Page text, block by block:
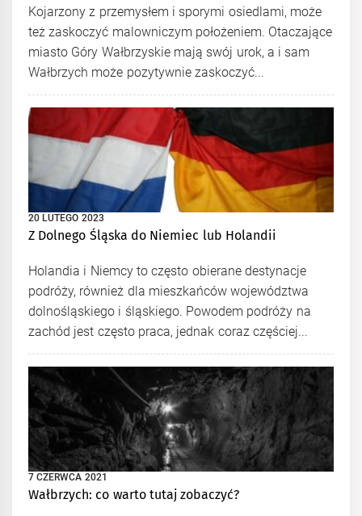
Kojarzony z przemysłem i sporymi osiedlami, może
też zaskoczyć malowniczym położeniem. Otaczające
miasto Góry Wałbrzyskie mają swój urok, a i sam
Wałbrzych może pozytywnie zaskoczyć...
20 LUTEGO 2023
Z Dolnego Śląska do Niemiec lub Holandii
Holandia i Niemcy to często obierane destynacje
podróży, również dla mieszkańców województwa
dolnośląskiego i śląskiego. Powodem podróży na
zachód jest często praca, jednak coraz częściej...
7 CZERWCA 2021
Wałbrzych: co warto tutaj zobaczyć?